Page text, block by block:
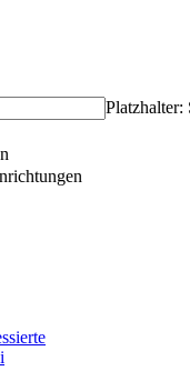
Platzhalter: